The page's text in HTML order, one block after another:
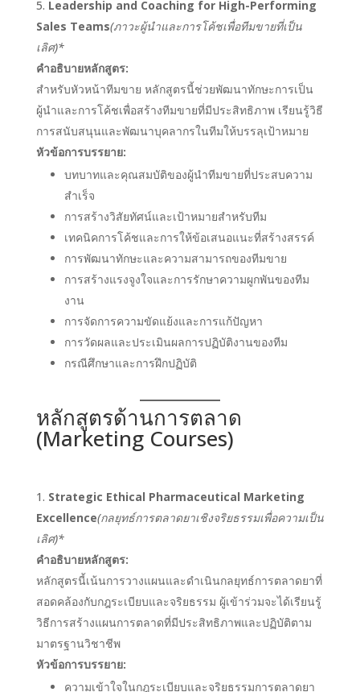
Leadership and Coaching for High-Performing
Sales Teams(ภาวะผู้นำและการโค้ชเพื่อทีมขายที่เป็น
เลิศ)*
คำอธิบายหลักสูตร:
สำหรับหัวหน้าทีมขาย หลักสูตรนี้ช่วยพัฒนาทักษะการเป็น
ผู้นำและการโค้ชเพื่อสร้างทีมขายที่มีประสิทธิภาพ เรียนรู้วิธี
การสนับสนุนและพัฒนาบุคลากรในทีมให้บรรลุเป้าหมาย
หัวข้อการบรรยาย:
บทบาทและคุณสมบัติของผู้นำทีมขายที่ประสบความ
สำเร็จ
การสร้างวิสัยทัศน์และเป้าหมายสำหรับทีม
เทคนิคการโค้ชและการให้ข้อเสนอแนะที่สร้างสรรค์
การพัฒนาทักษะและความสามารถของทีมขาย
การสร้างแรงจูงใจและการรักษาความผูกพันของทีม
งาน
การจัดการความขัดแย้งและการแก้ปัญหา
การวัดผลและประเมินผลการปฏิบัติงานของทีม
กรณีศึกษาและการฝึกปฏิบัติ
หลักสูตรด้านการตลาด
(Marketing Courses)
Strategic Ethical Pharmaceutical Marketing
Excellence(กลยุทธ์การตลาดยาเชิงจริยธรรมเพื่อความเป็น
เลิศ)*
คำอธิบายหลักสูตร:
หลักสูตรนี้เน้นการวางแผนและดำเนินกลยุทธ์การตลาดยาที่
สอดคล้องกับกฎระเบียบและจริยธรรม ผู้เข้าร่วมจะได้เรียนรู้
วิธีการสร้างแผนการตลาดที่มีประสิทธิภาพและปฏิบัติตาม
มาตรฐานวิชาชีพ
หัวข้อการบรรยาย:
ความเข้าใจในกฎระเบียบและจริยธรรมการตลาดยา